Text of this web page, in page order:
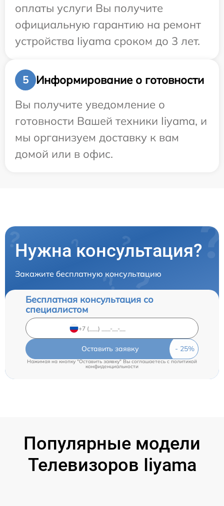
оплаты услуги Вы получите
официальную гарантию на ремонт
устройства Iiyama сроком до 3 лет.
5
Информирование о готовности
Вы получите уведомление о
готовности Вашей техники Iiyama, и
мы организуем доставку к вам
домой или в офис.
Нужна консультация?
Закажите бесплатную консультацию
Бесплатная консультация со
специалистом
Оставить заявку
Нажимая на кнопку "Оставить заявку" Вы соглашаетесь c политикой
конфиденциальности
Популярные модели
Телевизоров Iiyama